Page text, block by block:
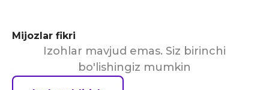
Mijozlar fikri
Izohlar mavjud emas. Siz birinchi
bo'lishingiz mumkin